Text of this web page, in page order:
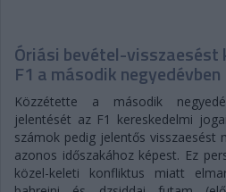
Óriási bevétel-
F1 a második negyedévben
Közzétette a második
jelentését az F1 kereskedelmi
számok pedig jelentős visszaesést
azonos időszakához képest. Ez
közel-keleti konfliktus miatt